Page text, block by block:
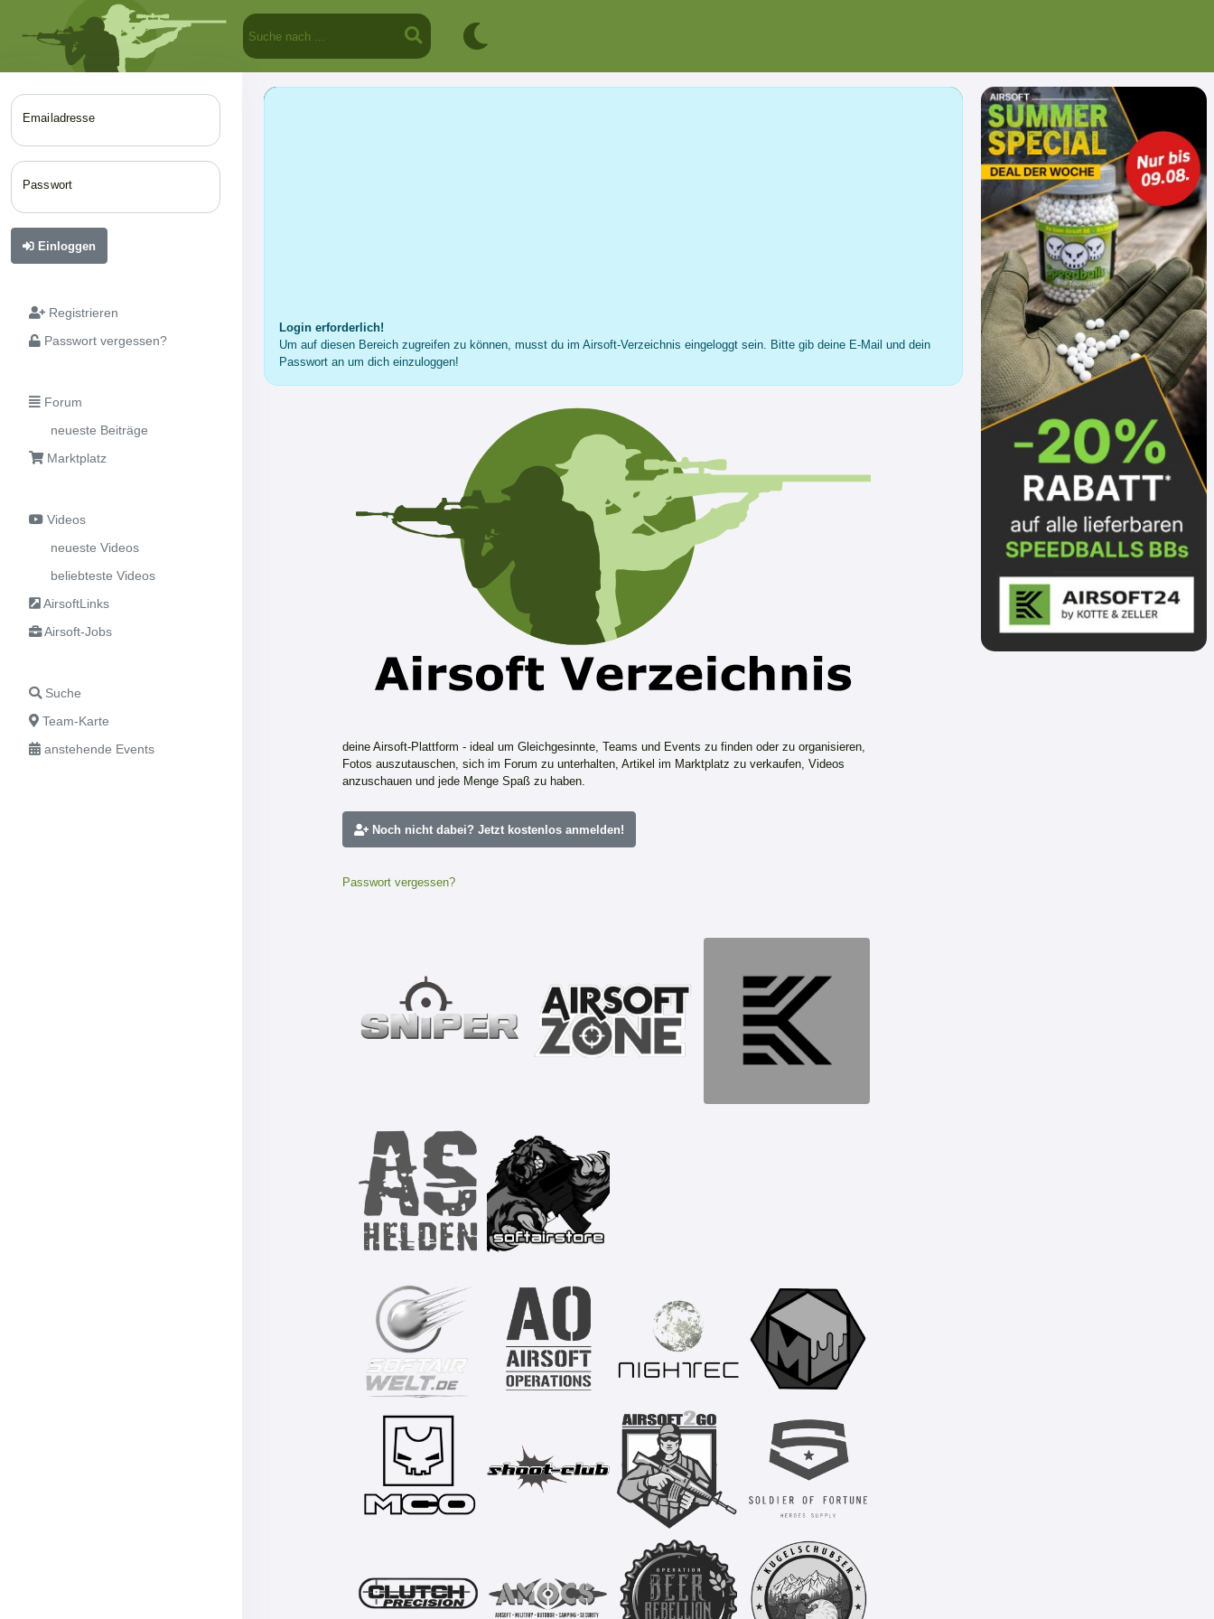
Emailadresse
Passwort
Einloggen
Registrieren
Passwort vergessen?
Forum
neueste Beiträge
Marktplatz
Videos
neueste Videos
beliebteste Videos
AirsoftLinks
Airsoft-Jobs
Suche
Team-Karte
anstehende Events
Login erforderlich!
Um auf diesen Bereich zugreifen zu können, musst du im Airsoft-Verzeichnis eingeloggt sein. Bitte gib deine E-Mail und dein
Passwort an um dich einzuloggen!
deine Airsoft-Plattform - ideal um Gleichgesinnte, Teams und Events zu finden oder zu organisieren,
Fotos auszutauschen, sich im Forum zu unterhalten, Artikel im Marktplatz zu verkaufen, Videos
anzuschauen und jede Menge Spaß zu haben.
Noch nicht dabei? Jetzt kostenlos anmelden!
Passwort vergessen?